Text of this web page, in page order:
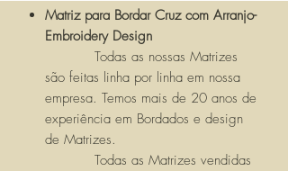
Matriz para Bordar Cruz com Arranjo-
Embroidery Design
Todas as nossas Matrizes
são feitas linha por linha em nossa
empresa. Temos mais de 20 anos de
experiência em Bordados e design
de Matrizes.
Todas as Matrizes vendidas